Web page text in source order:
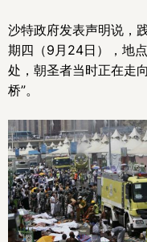
沙特政府发表声明说，
期四（9月24日），地
处，朝圣者当时正在走
桥”。